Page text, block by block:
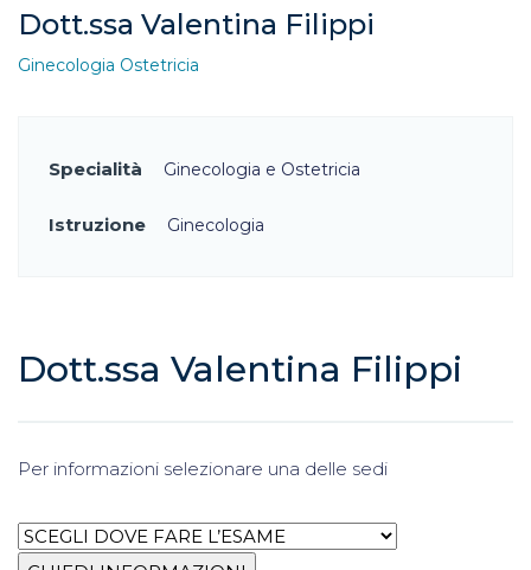
Dott.ssa Valentina Filippi
Ginecologia Ostetricia
Specialità Ginecologia e Ostetricia
Istruzione Ginecologia
Dott.ssa Valentina Filippi
Per informazioni selezionare una delle sedi